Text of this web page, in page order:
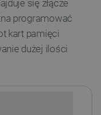
się złącze
programować
kart pamięci
dużej ilości